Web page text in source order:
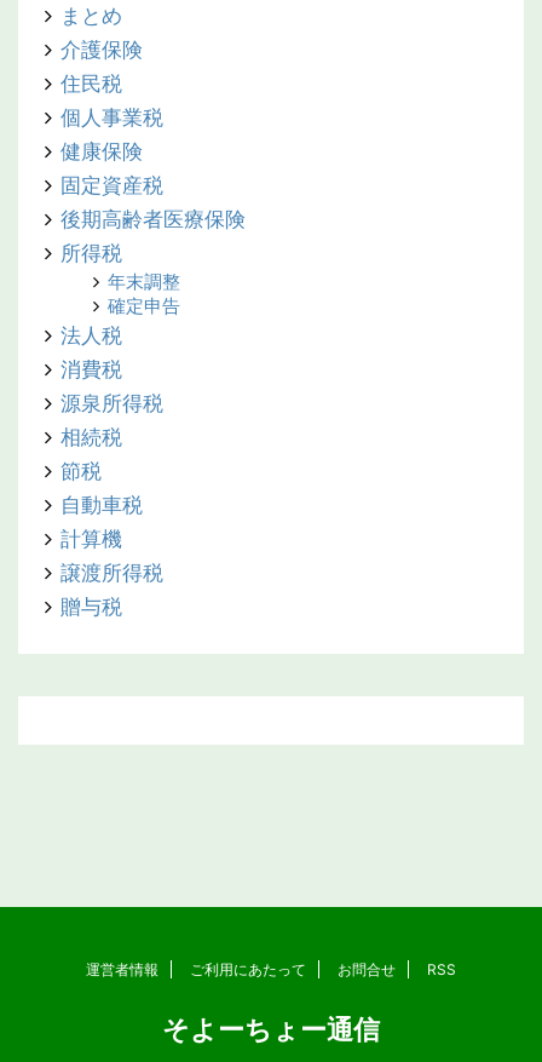
まとめ
介護保険
住民税
個人事業税
健康保険
固定資産税
後期高齢者医療保険
所得税
年末調整
確定申告
法人税
消費税
源泉所得税
相続税
節税
自動車税
計算機
譲渡所得税
贈与税
運営者情報 ご利用にあたって お問合せ RSS
そよーちょー通信
Copyright© そよーちょー通信 , 2026 All Rights